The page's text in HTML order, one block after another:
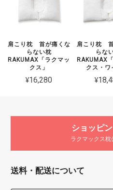
肩こり枕 首が痛くな
らない枕
RAKUMAX「ラクマッ
クス」
¥16,280
肩こり枕
らな
RAKUMAX
クス・ワ
ショッピ
ラクマックス
送料・配送について